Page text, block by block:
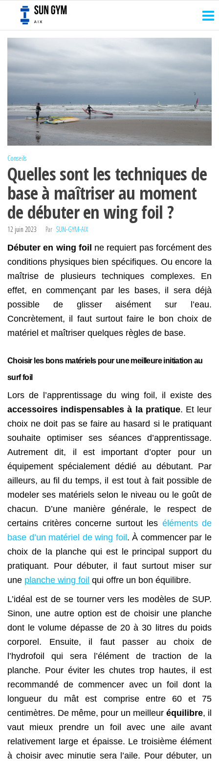
contenu
gym
aix
contrôle
de votre
Conseils
Quelles sont les techniques de
base à maîtriser au moment
de débuter en wing foil ?
12 juin 2023 Par SUN-GYM-AIX
Débuter en wing foil ne requiert pas forcément des
conditions physiques bien spécifiques. Ou encore la
maîtrise de plusieurs techniques complexes. En
effet, en commençant par les bases, il sera déjà
possible de glisser aisément sur l’eau.
Concrètement, il faut surtout faire le bon choix de
matériel et maîtriser quelques règles de base.
Choisir les bons matériels pour une meilleure initiation au
surf foil
Lors de l’apprentissage du wing foil, il existe des
accessoires indispensables à la pratique. Et leur
choix ne doit pas se faire au hasard si le pratiquant
souhaite optimiser ses séances d’apprentissage.
Autrement dit, il est important d’opter pour un
équipement spécialement dédié au débutant. Par
ailleurs, au fil du temps, il est tout à fait possible de
modeler ses matériels selon le niveau ou le goût de
chacun. D’une manière générale, le respect de
certains critères concerne surtout les éléments de
base d’un matériel de wing foil . À commencer par le
choix de la planche qui est le principal support du
pratiquant. Pour débuter, il faut surtout miser sur
une planche wing foil qui offre un bon équilibre.
L’idéal est de se tourner vers les modèles de SUP.
Sinon, une autre option est de choisir une planche
dont le volume dépasse de 20 à 30 litres du poids
corporel. Ensuite, il faut passer au choix de
l’hydrofoil qui sera l’élément de traction de la
planche. Pour éviter les chutes trop hautes, il est
recommandé de commencer avec un foil dont la
longueur du mât est comprise entre 60 et 75
centimètres. De même, pour un meilleur équilibre, il
vaut mieux prendre un foil avec une aile avant
relativement large et épaisse. Le troisième élément
à choisir avec minutie sera l’aile. Pour débuter, un